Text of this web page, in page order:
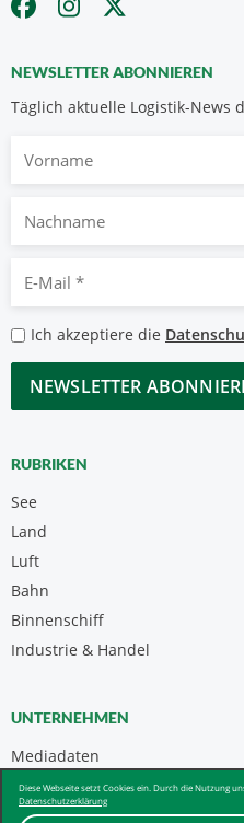
Diese Webseite setzt Cookies ein. Durch die Nutzung
Datenschutzerklärung
NEWSLETTER ABONNIEREN
Täglich aktuelle Logistik-News
Nachname
Mail
*
*
Ich akzeptiere die
CAPTCHA
RUBRIKEN
See
Land
Luft
Bahn
Binnenschiff
Industrie & Handel
UNTERNEHMEN
Mediadaten
Kontakt
Über uns & AGB